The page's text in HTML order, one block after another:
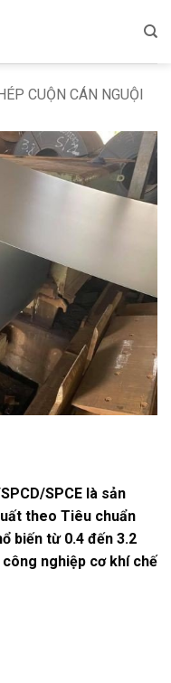
CUỘN CÁN NGUỘI
SPCE là sản
theo Tiêu chuẩn
biến từ 0.4 đến 3.2
nghiệp cơ khí chế